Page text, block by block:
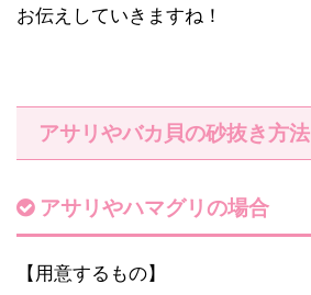
お伝えしていきますね！
アサリやバカ貝の砂抜き方法
アサリやハマグリの場合
【用意するもの】